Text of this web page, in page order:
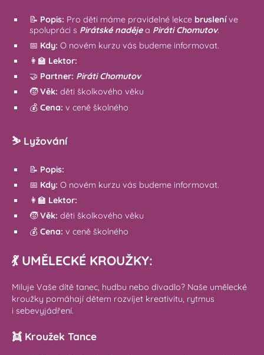
📝 Popis: Pro děti máme pravidelné lekce brusleníve
spolupráci s Pirátské nadějea Piráti Chomutov.
📅 Kdy: O novém kurzu vás budeme informovat.
👩‍🏫 Lektor:
🤝 Partner: Piráti Chomutov
🧒Věk: děti školkového věku
💰 Cena: v ceně školného
⛷️ Lyžování
📝 Popis:
📅 Kdy: O novém kurzu vás budeme informovat.
👩‍🏫 Lektor:
🧒Věk: děti školkového věku
💰 Cena: v ceně školného
💃 UMĚLECKÉ KROUŽKY:
Miluje Vaše dítě tanec, hudbu nebo divadlo? Naše umělecké
kroužky pomáhají dětem rozvíjet kreativitu, rytmus
i sebevyjádření.
👯 Kroužek Tance